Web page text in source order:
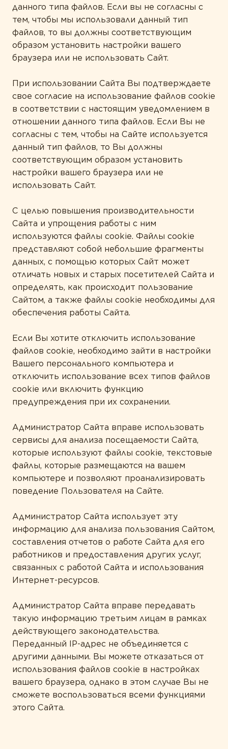
Правильное пищеварение
Спорт и фитнес
Белки и аминокислоты
Витамины
Жирные кислоты
Комплексы
Коэнзим
Минералы
Растения
Ферменты
данного типа файлов. Если вы не согласны с
тем, чтобы мы использовали данный тип
файлов, то вы должны соответствующим
образом установить настройки вашего
браузера или не использовать Сайт.
При использовании Сайта Вы подтверждаете
свое согласие на использование файлов cookie
в соответствии с настоящим уведомлением в
отношении данного типа файлов. Если Вы не
согласны с тем, чтобы на Сайте используется
данный тип файлов, то Вы должны
соответствующим образом установить
настройки вашего браузера или не
использовать Сайт.
С целью повышения производительности
Сайта и упрощения работы с ним
используются файлы cookie. Файлы cookie
представляют собой небольшие фрагменты
данных, с помощью которых Сайт может
отличать новых и старых посетителей Сайта и
определять, как происходит пользование
Сайтом, а также файлы cookie необходимы для
обеспечения работы Сайта.
Если Вы хотите отключить использование
файлов cookie, необходимо зайти в настройки
Вашего персонального компьютера и
отключить использование всех типов файлов
cookie или включить функцию
предупреждения при их сохранении.
Администратор Сайта вправе использовать
сервисы для анализа посещаемости Сайта,
которые используют файлы cookie, текстовые
файлы, которые размещаются на вашем
компьютере и позволяют проанализировать
поведение Пользователя на Сайте.
Администратор Сайта использует эту
информацию для анализа пользования Сайтом,
составления отчетов о работе Сайта для его
работников и предоставления других услуг,
связанных с работой Сайта и использования
Интернет-ресурсов.
Администратор Сайта вправе передавать
такую информацию третьим лицам в рамках
действующего законодательства.
Переданный IP-адрес не объединяется с
другими данными. Вы можете отказаться от
использования файлов cookie в настройках
вашего браузера, однако в этом случае Вы не
сможете воспользоваться всеми функциями
этого Сайта.